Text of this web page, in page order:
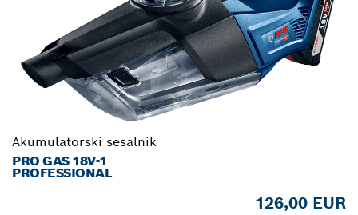
Akumulatorski sesalnik
PRO GAS 18V-1
PROFESSIONAL
126,00 EUR